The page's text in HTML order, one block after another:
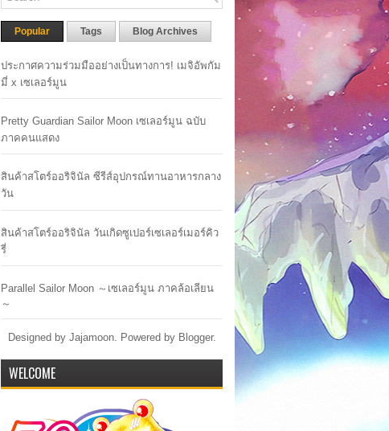
Popular Tags Blog Archives
ประกาศความร่วมมืออย่างเป็นทางการ! เมจิอัพกัม
มี่ x เซเลอร์มูน
Pretty Guardian Sailor Moon เซเลอร์มูน ฉบับ
ภาคคนแสดง
สินค้าสโตร์ออริจินัล ซีรีส์อุปกรณ์ทานอาหารกลาง
วัน
สินค้าสโตร์ออริจินัล วันเกิดซูเปอร์เซเลอร์เมอร์คิว
รี่
Parallel Sailor Moon ～เซเลอร์มูน ภาคล้อเลียน
～
Designed by Jajamoon. Powered by Blogger.
WELCOME